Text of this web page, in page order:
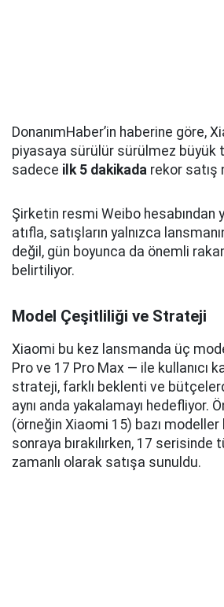
DonanımHaber’in haberine göre,
piyasaya sürülür sürülmez büyük
sadece ilk 5 dakikada rekor satış
Şirketin resmi Weibo hesabından
atıfla, satışların yalnızca
değil, gün boyunca da önemli
belirtiliyor.
Model Çeşitliliği ve Strateji
Xiaomi bu kez lansmanda üç
Pro ve 17 Pro Max — ile kullanıcı
strateji, farklı beklenti ve
aynı anda yakalamayı hedefliyor.
(örneğin Xiaomi 15) bazı
sonraya bırakılırken, 17
zamanlı olarak satışa sunuldu.